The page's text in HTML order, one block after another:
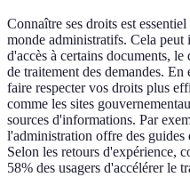
Connaître ses droits est
monde administratifs. Cela
d'accès à certains documents,
de traitement des demandes.
faire respecter vos droits plus
comme les sites
sources d'informations. Par
l'administration offre des guides
Selon les retours d'expérience,
58% des usagers d'accélérer le